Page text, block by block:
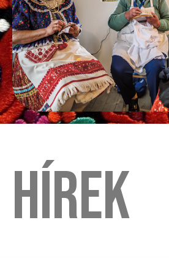
HÍREK